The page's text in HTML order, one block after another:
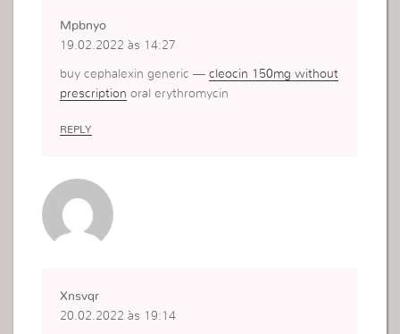
Mpbnyo
19.02.2022 às 14:27
buy cephalexin generic —cleocin 150mg without
prescription oral erythromycin
REPLY
Xnsvqr
20.02.2022 às 19:14